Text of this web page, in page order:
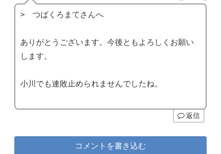
> つばくろまてさんへ
ありがとうございます。今後ともよろしくお願い
します。
小川でも連敗止められませんでしたね。
返信
コメントを書き込む